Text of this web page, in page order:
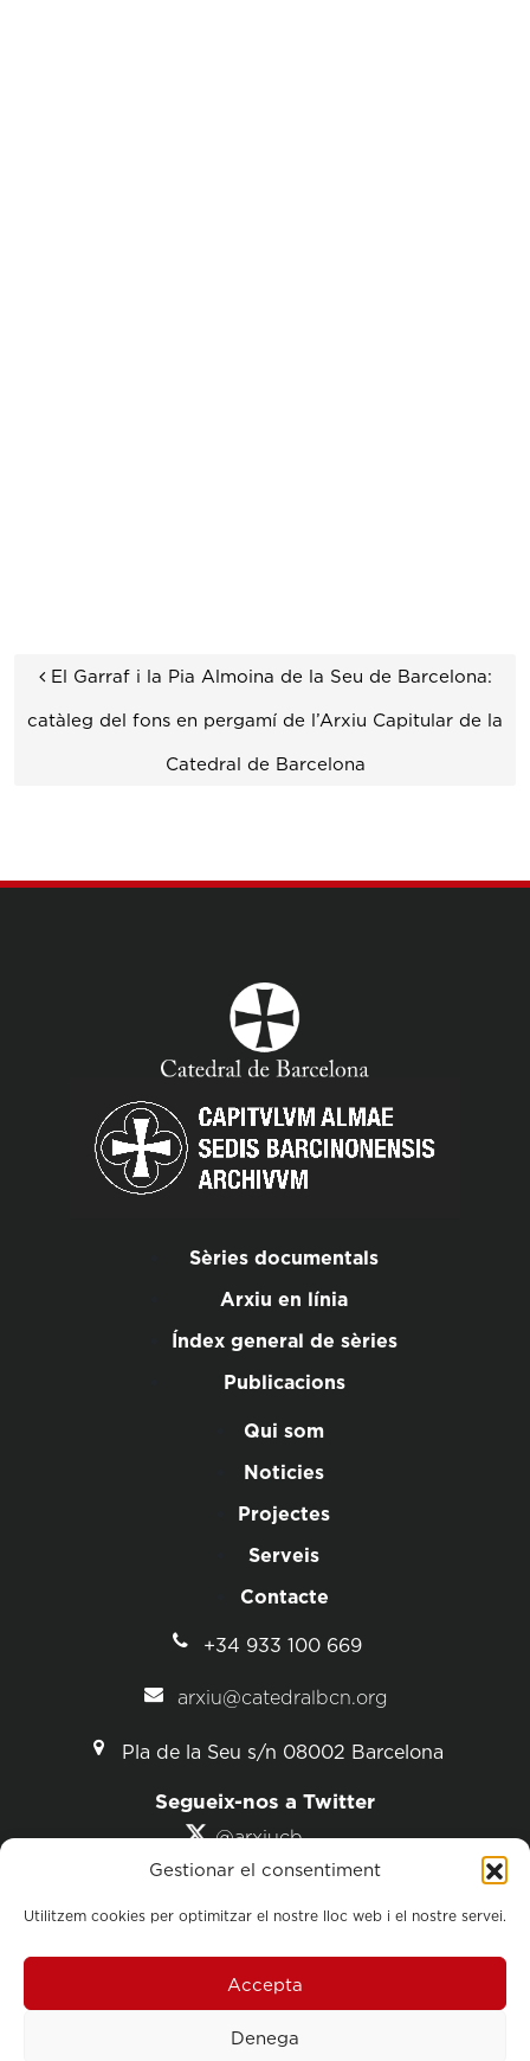
Gestionar el consentiment
Utilitzem cookies per optimitzar el nostre lloc web i el nostre servei.
Accepta
Denega
Navegació de les entrades
El Garraf i la Pia Almoina de la Seu de Barcelona:
catàleg del fons en pergamí de l’Arxiu Capitular de la
Catedral de Barcelona
Sèries documentals
Arxiu en línia
Índex general de sèries
Publicacions
Qui som
Noticies
Projectes
Serveis
Contacte
+34 933 100 669
arxiu@catedralbcn.org
Pla de la Seu s/n 08002 Barcelona
Segueix-nos a Twitter
@arxiucb
@catedralbcn